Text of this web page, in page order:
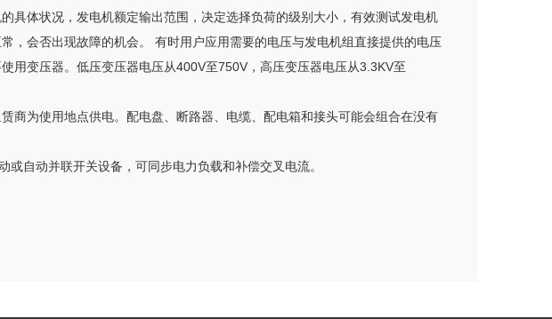
具体状况，发电机额定输出范围，决定选择负荷的级别大小，有效测试发电机
，会否出现故障的机会。 有时用户应用需要的电压与发电机组直接提供的电压
用变压器。低压变压器电压从400V至750V，高压变压器电压从3.3KV至
商为使用地点供电。配电盘、断路器、电缆、配电箱和接头可能会组合在没有
自动并联开关设备，可同步电力负载和补偿交叉电流。